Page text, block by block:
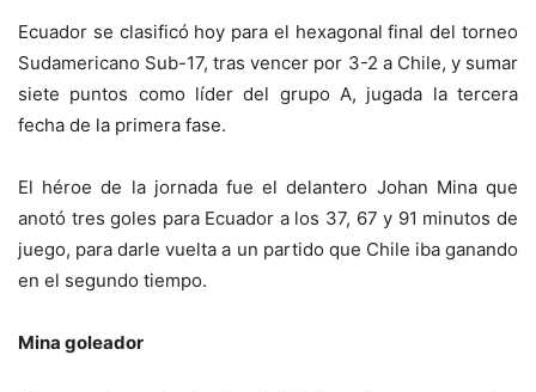
Ecuador se clasificó hoy para el hexagonal final del torneo
Sudamericano Sub-17, tras vencer por 3-2 a Chile, y sumar
siete puntos como líder del grupo A, jugada la tercera
fecha de la primera fase.
El héroe de la jornada fue el delantero Johan Mina que
anotó tres goles para Ecuador a los 37, 67 y 91 minutos de
juego, para darle vuelta a un partido que Chile iba ganando
en el segundo tiempo.
Mina goleador